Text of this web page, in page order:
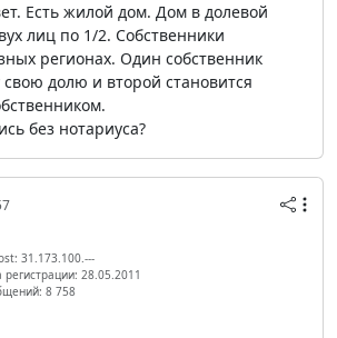
Есть жилой дом. Дом в долевой
лиц по 1/2. Собственники
регионах. Один собственник
свою долю и второй становится
без нотариуса?
31.173.100.---
регистрации: 28.05.2011
8 758